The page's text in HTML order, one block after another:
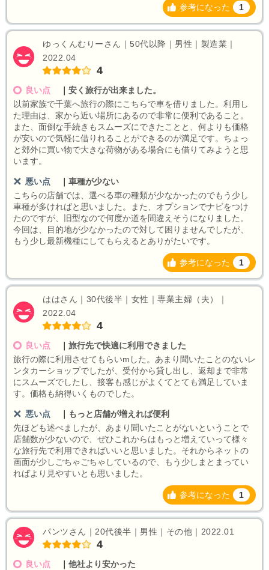
参考になった 1
ゆっくんむりーさん｜50代以降｜男性｜製造業｜
2022.04
4
良い点
安く旅行が出来ました。
以前家族で千葉へ旅行の際にこちらで車を借りました。利用し
た理由は、家から近い場所にあるので非常に便利であること。
また、面倒な手続きもスムーズにできたことと、何よりも価格
が安いので気軽に借りれることができるのが満足です。ちょっ
と郊外に買い物で大きな荷物がある場合にも借りてみようと思
います。
悪い点
車種が少ない
こちらの店舗では、選べる車の種類が少なかったのでもう少し
車種が多ければと思いました。また、オプションでナビをつけ
たのですが、旧型なので何度か道を間違えそうになりました。
今回は、目的地が少なかったので対して困りませんでしたが、
もう少し最新機種にしてもらえるとありがたいです。
参考になった 1
ははさん｜30代後半｜女性｜専業主婦（夫）｜
2022.04
4
良い点
旅行先で快適に利用できました
旅行の際に利用させてもらいmした。あまり聞いたことのないレ
ンタカーショップでしたが、受付から貸し出し、返却まで非常
にスムーズでしたし、接客も感じがよくてとても満足していま
す。価格も納得いくものでした。
悪い点
もっと店舗が増えれば便利
先ほども述べましたが、あまり聞いたことがないということで
店舗数が少ないので、ぜひこれからはもっと増えていって様々
な旅行先で利用できればいいと思いました。それからネットの
画面が少しごちゃごちゃしているので、もう少しまとまってい
ればより見やすいとも思いました。
参考になった 1
パンツさん｜20代後半｜男性｜その他｜2022.01
4
良い点
他社より安かった